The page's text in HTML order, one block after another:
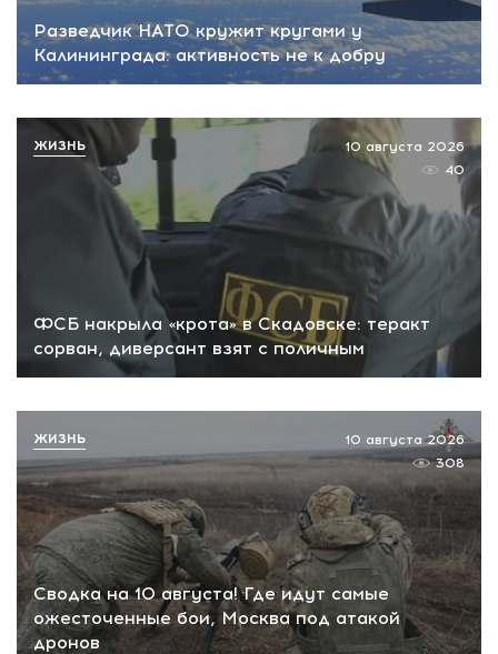
Разведчик НАТО кружит кругами у
Калининграда: активность не к добру
ФСБ накрыла «крота» в Скадовске: теракт
сорван, диверсант взят с поличным
10 августа 2026
40
ЖИЗНЬ
Сводка на 10 августа! Где идут самые
ожесточенные бои, Москва под атакой
дронов
10 августа 2026
308
ЖИЗНЬ